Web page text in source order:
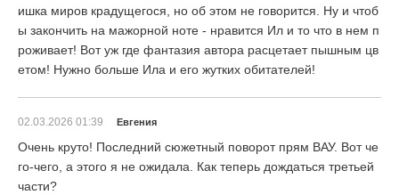
ишка миров крадущегося, но об этом не говорится. Ну и чтоб
ы закончить на мажорной ноте - нравится Ил и то что в нем п
роживает! Вот уж где фантазия автора расцетает пышным цв
етом! Нужно больше Ила и его жутких обитателей!
02.03.2026 01:39 Евгения
Очень круто! Последний сюжетный поворот прям ВАУ. Вот че
го-чего, а этого я не ожидала. Как теперь дождаться третьей
части?